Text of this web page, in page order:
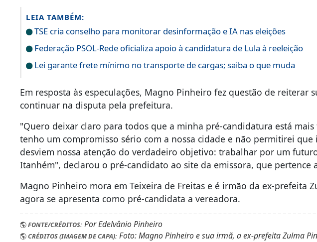
LEIA TAMBÉM:
TSE cria conselho para monitorar desinformação e IA nas eleições
Federação PSOL-Rede oficializa apoio à candidatura de Lula à reeleição
Lei garante frete mínimo no transporte de cargas; saiba o que muda
Em resposta às especulações, Magno Pinheiro fez questão de reiterar
continuar na disputa pela prefeitura.
"Quero deixar claro para todos que a minha pré-candidatura está
tenho um compromisso sério com a nossa cidade e não permitirei que
desviem nossa atenção do verdadeiro objetivo: trabalhar por um
Itanhém", declarou o pré-candidato ao site da emissora, que pertence
Magno Pinheiro mora em Teixeira de Freitas e é irmão da ex-prefeita
agora se apresenta como pré-candidata a vereadora.
FONTE/CRÉDITOS: Por Edelvânio Pinheiro
CRÉDITOS (IMAGEM DE CAPA): Foto: Magno Pinheiro e sua irmã, a ex-prefeita Zulma